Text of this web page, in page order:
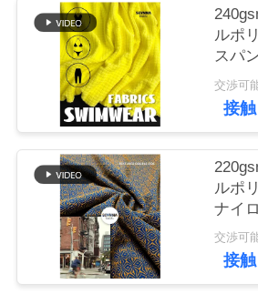
に
な
ルポ
スパ
クル
ト丸
交渉可
接触
ルポ
ナイ
デッ
リエ
（丸
交渉可
接触